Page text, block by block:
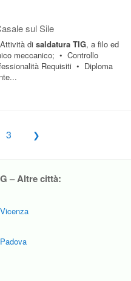
sul Sile
di saldatura TIG, a filo ed
meccanico; • Controllo
Requisiti • Diploma
3
– Altre città:
Vicenza
Padova